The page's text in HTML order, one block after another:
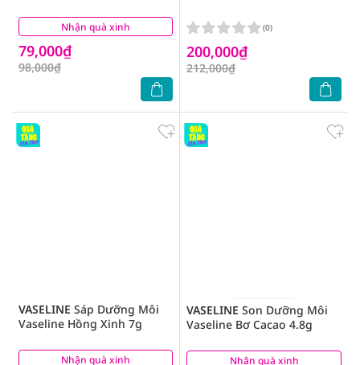
Nhận quà xinh
79,000₫
98,000₫
(1)
200,000₫
212,000₫
(0)
Nhận quà xinh
VASELINE Sáp Dưỡng Môi
Vaseline Hồng Xinh 7g
(5) Nhận quà xinh
VASELINE Son Dưỡng Môi
Vaseline Bơ Cacao 4.8g
(6)